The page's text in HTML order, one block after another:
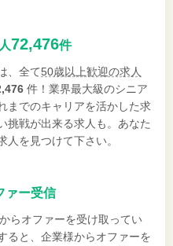
72,476件
、全て50歳以上歓迎の求人
件！業界最大級のシニア
までのキャリアを活かした求
挑戦が出来る求人も。あなた
を見つけて下さい。
ァー受信
らオファーを受け取ってい
ると、企業様からオファーを